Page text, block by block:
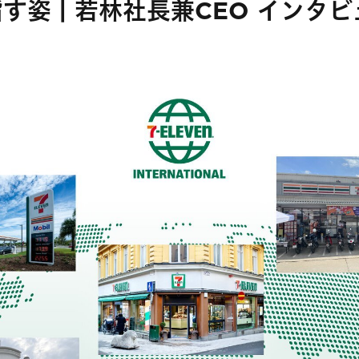
姿 | 若林社長兼CEO インタビ